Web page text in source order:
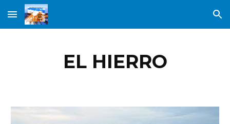
Skip to main content Skip to navigation
EL HIERRO